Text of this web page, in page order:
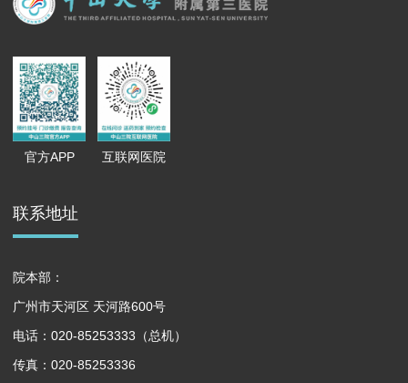
官方APP 互联网医院
联系地址
院本部：
广州市天河区 天河路600号
电话：020-85253333（总机）
传真：020-85253336